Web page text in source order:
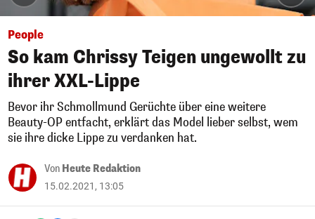
People
So kam Chrissy Teigen ungewollt zu
ihrer XXL-Lippe
Bevor ihr Schmollmund Gerüchte über eine weitere
Beauty-OP entfacht, erklärt das Model lieber selbst, wem
sie ihre dicke Lippe zu verdanken hat.
Von Heute Redaktion
15.02.2021, 13:05